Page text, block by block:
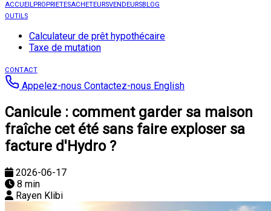
ACCUEILPROPRIETESACHETEURSVENDEURSBLOG
OUTILS
Calculateur de prêt hypothécaire
Taxe de mutation
CONTACT
Appelez-nous Contactez-nous English
Canicule : comment garder sa maison
fraîche cet été sans faire exploser sa
facture d'Hydro ?
2026-06-17
8 min
Rayen Klibi